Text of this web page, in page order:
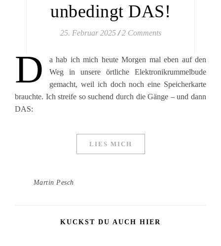
unbedingt DAS!
25. Februar 2025 / 2 Comments
D
a hab ich mich heute Morgen mal eben auf den
Weg in unsere örtliche Elektronikrummelbude
gemacht, weil ich doch noch eine Speicherkarte
brauchte. Ich streife so suchend durch die Gänge – und dann
DAS:
LIES MICH
Martin Pesch
KUCKST DU AUCH HIER